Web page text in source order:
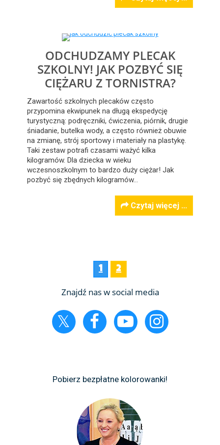
ODCHUDZAMY PLECAK
SZKOLNY! JAK POZBYĆ SIĘ
CIĘŻARU Z TORNISTRA?
Zawartość szkolnych plecaków często
przypomina ekwipunek na długą ekspedycję
turystyczną: podręczniki, ćwiczenia, piórnik, drugie
śniadanie, butelka wody, a często również obuwie
na zmianę, strój sportowy i materiały na plastykę.
Taki zestaw potrafi czasami ważyć kilka
kilogramów. Dla dziecka w wieku
wczesnoszkolnym to bardzo duży ciężar! Jak
pozbyć się zbędnych kilogramów…
Czytaj więcej ...
1 2
Znajdź nas w social media
Pobierz bezpłatne kolorowanki!